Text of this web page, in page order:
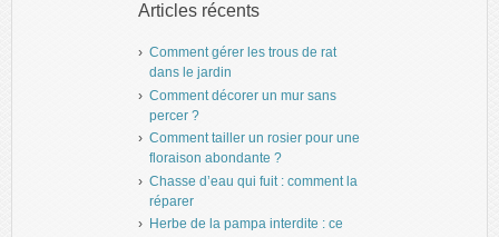
Articles récents
Comment gérer les trous de rat
dans le jardin
Comment décorer un mur sans
percer ?
Comment tailler un rosier pour une
floraison abondante ?
Chasse d’eau qui fuit : comment la
réparer
Herbe de la pampa interdite : ce